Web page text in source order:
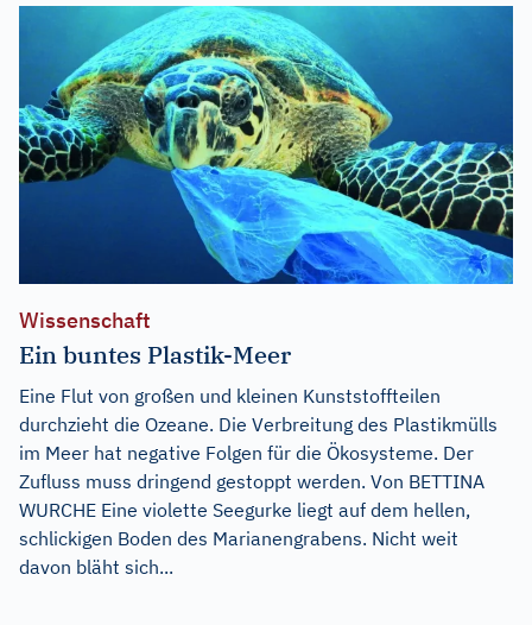
Wissenschaft
Ein buntes Plastik-Meer
Eine Flut von großen und kleinen Kunststoffteilen
durchzieht die Ozeane. Die Verbreitung des Plastikmülls
im Meer hat negative Folgen für die Ökosysteme. Der
Zufluss muss dringend gestoppt werden. Von BETTINA
WURCHE Eine violette Seegurke liegt auf dem hellen,
schlickigen Boden des Marianengrabens. Nicht weit
davon bläht sich...